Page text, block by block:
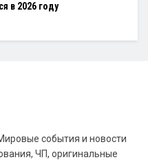
в 2026 году
события и новости
ЧП, оригинальные